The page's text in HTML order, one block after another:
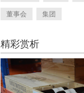
董事会 集团
精彩赏析